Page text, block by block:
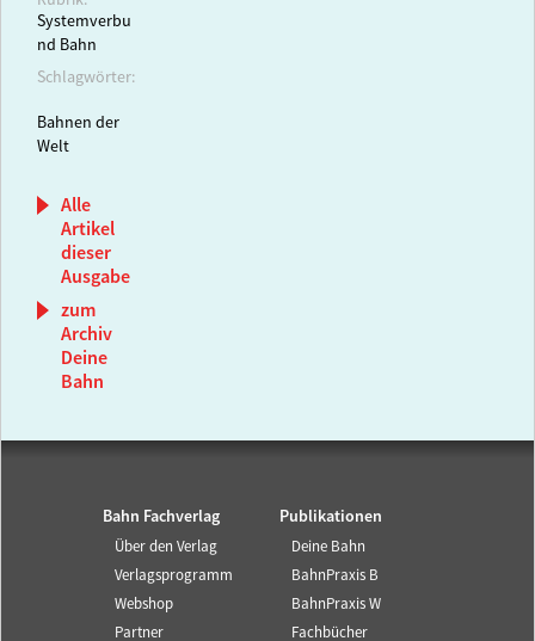
Systemverbu
nd Bahn
Schlagwörter:
Bahnen der
Welt
Alle
Artikel
dieser
Ausgabe
zum
Archiv
Deine
Bahn
Bahn Fachverlag
Über den Verlag
Verlagsprogramm
Webshop
Partner
Publikationen
Deine Bahn
BahnPraxis B
BahnPraxis W
Fachbücher